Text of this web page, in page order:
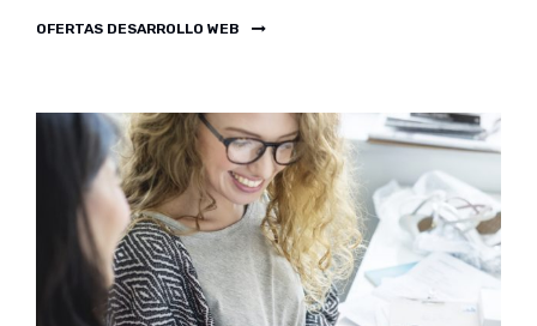
OFERTAS DESARROLLO WEB